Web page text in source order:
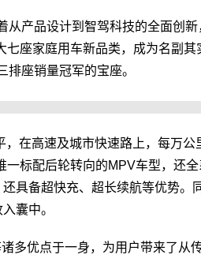
产品设计到智驾科技的全面创
座家庭用车新品类，成为名副
座销量冠军的宝座。
在高速及城市快速路上，每万
标配后轮转向的MPV车型，还
具备超快充、超长续航等优势
囊中。
多优点于一身，为用户带来了